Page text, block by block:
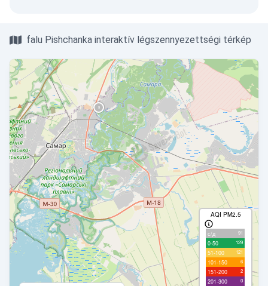
falu Pishchanka interaktív légszennyezettségi térkép
AQI PM2.5
с/д 91
0-50 129
51-100 121
101-150 6
151-200 2
201-300 0